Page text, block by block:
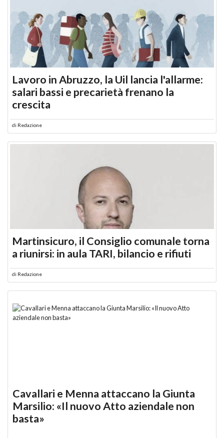
Lavoro in Abruzzo, la Uil lancia l'allarme:
salari bassi e precarietà frenano la
crescita
di Redazione
Martinsicuro, il Consiglio comunale torna
a riunirsi: in aula TARI, bilancio e rifiuti
di Redazione
Cavallari e Menna attaccano la Giunta
Marsilio: «Il nuovo Atto aziendale non
basta»